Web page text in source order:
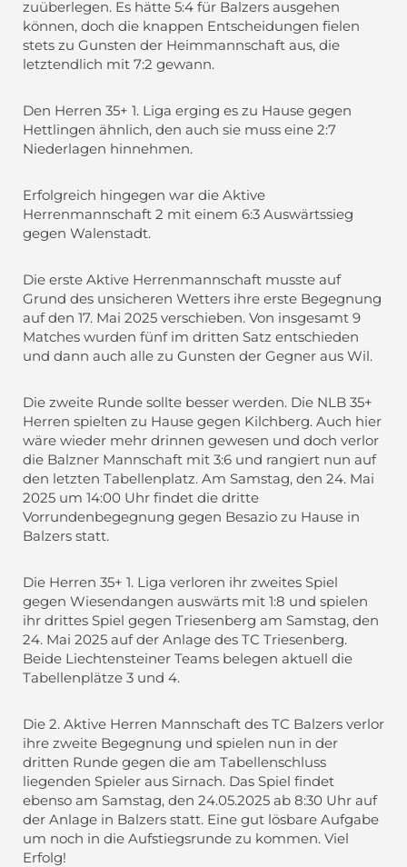
zuüberlegen. Es hätte 5:4 für Balzers ausgehen
können, doch die knappen Entscheidungen fielen
stets zu Gunsten der Heimmannschaft aus, die
letztendlich mit 7:2 gewann.
Den Herren 35+ 1. Liga erging es zu Hause gegen
Hettlingen ähnlich, den auch sie muss eine 2:7
Niederlagen hinnehmen.
Erfolgreich hingegen war die Aktive
Herrenmannschaft 2 mit einem 6:3 Auswärtssieg
gegen Walenstadt.
Die erste Aktive Herrenmannschaft musste auf
Grund des unsicheren Wetters ihre erste Begegnung
auf den 17. Mai 2025 verschieben. Von insgesamt 9
Matches wurden fünf im dritten Satz entschieden
und dann auch alle zu Gunsten der Gegner aus Wil.
Die zweite Runde sollte besser werden. Die NLB 35+
Herren spielten zu Hause gegen Kilchberg. Auch hier
wäre wieder mehr drinnen gewesen und doch verlor
die Balzner Mannschaft mit 3:6 und rangiert nun auf
den letzten Tabellenplatz. Am Samstag, den 24. Mai
2025 um 14:00 Uhr findet die dritte
Vorrundenbegegnung gegen Besazio zu Hause in
Balzers statt.
Die Herren 35+ 1. Liga verloren ihr zweites Spiel
gegen Wiesendangen auswärts mit 1:8 und spielen
ihr drittes Spiel gegen Triesenberg am Samstag, den
24. Mai 2025 auf der Anlage des TC Triesenberg.
Beide Liechtensteiner Teams belegen aktuell die
Tabellenplätze 3 und 4.
Die 2. Aktive Herren Mannschaft des TC Balzers verlor
ihre zweite Begegnung und spielen nun in der
dritten Runde gegen die am Tabellenschluss
liegenden Spieler aus Sirnach. Das Spiel findet
ebenso am Samstag, den 24.05.2025 ab 8:30 Uhr auf
der Anlage in Balzers statt. Eine gut lösbare Aufgabe
um noch in die Aufstiegsrunde zu kommen. Viel
Erfolg!